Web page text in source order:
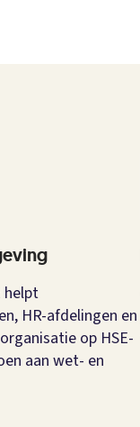
helpt
HR-afdelingen en
op HSE-
aan wet- en